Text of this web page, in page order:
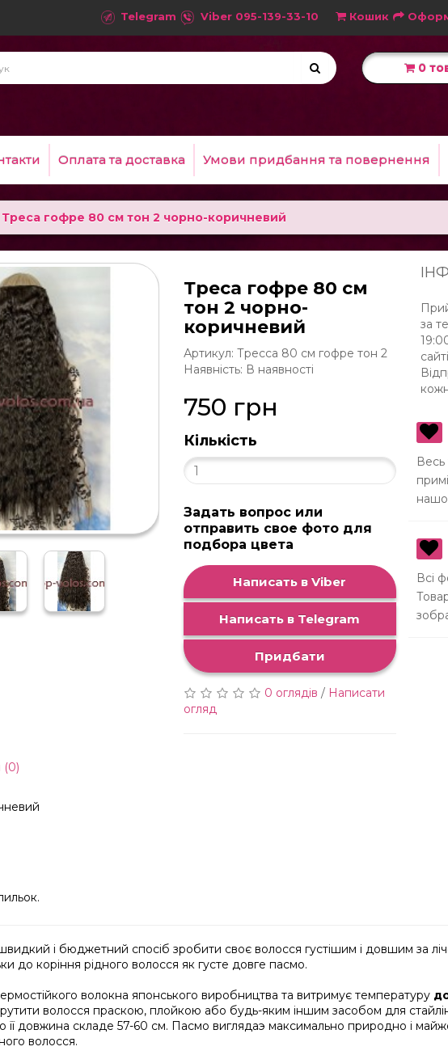
Telegram Viber 095-139-33-10 Кошик
0
Оплата та доставка Умови придбання та повернення
Треса гофре 80 см тон 2 чорно-коричневий
Треса гофре 80 см
тон 2 чорно-
коричневий
Артикул: Тресса 80 см гофре тон 2
Наявність: В наявності
750 грн
Кількість
Задать вопрос или
отправить свое фото для
подбора цвета
Написать в Viber
Написать в Telegram
Придбати
0 оглядів / Написати
огляд
за
Весь
Всі
(0)
і бюджетний спосіб зробити своє волосся густішим і довшим за
до коріння рідного волосся як густе довге пасмо.
волокна японського виробництва та витримує температурудо
волосся праскою, плойкою або будь-яким іншим засобом для
її довжина складе 57-60 см. Пасмо виглядаэ максимально природно і
волосся.